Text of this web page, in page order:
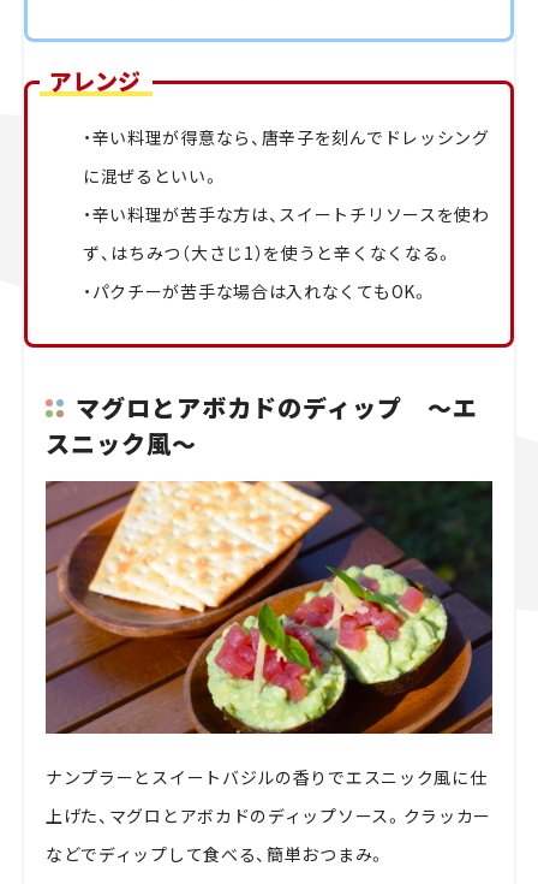
アレンジ
・辛い料理が得意なら、唐辛子を刻んでドレッシング
に混ぜるといい。
・辛い料理が苦手な方は、スイートチリソースを使わ
ず、はちみつ（大さじ1）を使うと辛くなくなる。
・パクチーが苦手な場合は入れなくてもOK。
マグロとアボカドのディップ ～エ
スニック風～
ナンプラーとスイートバジルの香りでエスニック風に仕
上げた、マグロとアボカドのディップソース。クラッカー
などでディップして食べる、簡単おつまみ。